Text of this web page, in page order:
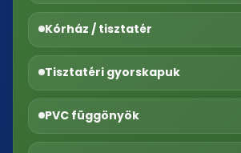
Kórház / tisztatér
Tisztatéri gyorskapuk
PVC függönyök